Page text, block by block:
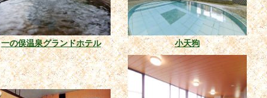
一の俣温泉グランドホテル 小天狗